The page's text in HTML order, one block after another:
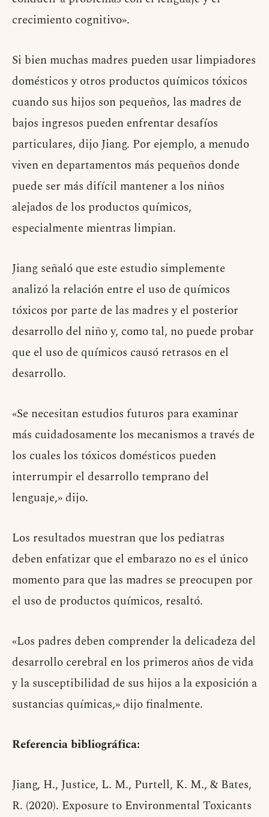
crecimiento cognitivo».
Si bien muchas madres pueden usar limpiadores
domésticos y otros productos químicos tóxicos
cuando sus hijos son pequeños, las madres de
bajos ingresos pueden enfrentar desafíos
particulares, dijo Jiang. Por ejemplo, a menudo
viven en departamentos más pequeños donde
puede ser más difícil mantener a los niños
alejados de los productos químicos,
especialmente mientras limpian.
Jiang señaló que este estudio simplemente
analizó la relación entre el uso de químicos
tóxicos por parte de las madres y el posterior
desarrollo del niño y, como tal, no puede probar
que el uso de químicos causó retrasos en el
desarrollo.
«Se necesitan estudios futuros para examinar
más cuidadosamente los mecanismos a través de
los cuales los tóxicos domésticos pueden
interrumpir el desarrollo temprano del
lenguaje,» dijo.
Los resultados muestran que los pediatras
deben enfatizar que el embarazo no es el único
momento para que las madres se preocupen por
el uso de productos químicos, resaltó.
«Los padres deben comprender la delicadeza del
desarrollo cerebral en los primeros años de vida
y la susceptibilidad de sus hijos a la exposición a
sustancias químicas,» dijo finalmente.
Referencia bibliográfica:
Jiang, H., Justice, L. M., Purtell, K. M., & Bates,
R. (2020). Exposure to Environmental Toxicants